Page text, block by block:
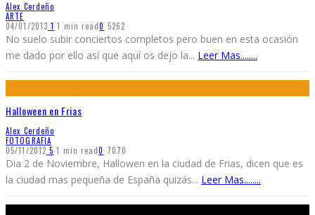
Alex Cerdeño
ARTE
04/01/2013 1 1 min read0 5262
No suelo subir conciertos completos pero buen en esta ocasión
me dado por ello así que aquí os dejo la... Leer Mas........
Halloween en Frias
Alex Cerdeño
FOTOGRAFIA
05/11/2012 5 1 min read0 7070
Dia 2 de Noviembre, Hallowen en la ciudad de Frias, dicen que es
la ciudad mas pequeña de España quizás... Leer Mas........